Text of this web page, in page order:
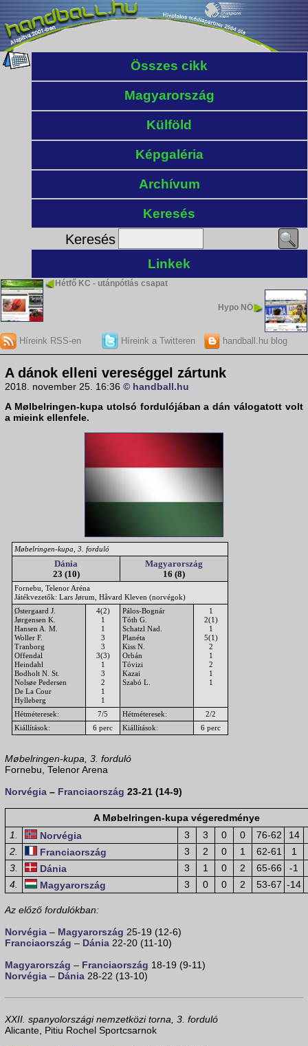
Összes cikk
Magyarország
Külföld
Képgaléria
Archívum
Keresés
Keresés
Linkek
Hétfő KC - utánpótlás csapat
Hypo NÖ
Híreink RSS-en Híreink a Twitteren handball.hu blog
A dánok elleni vereséggel zártunk
2018. november 25. 16:36 © handball.hu
A Mølbelringen-kupautolsó fordulójában a dán válogatott volt
a mieink ellenfele.
Møbelringen-kupa, 3. forduló
Dánia
23 (10)
Magyarország
16 (8)
Fornebu, Telenor Aréna
Játékvezetők: Lars Jørum, Håvard Kleven (norvégok)
Østergaard J.
Jørgensen K.
Hansen A. M.
Woller F.
Tranborg
Offendal
Heindahl
Bodholt N. St.
Nolsøe Pedersen
De La Cour
Hylleberg
4(2)
1
1
3
3
3(3)
1
3
2
1
1
Pálos-Bognár
Tóth G.
Schatzl Nad.
Planéta
Kiss N.
Orbán
Tóvizi
Kazai
Szabó L.
1
2(1)
1
5(1)
2
1
2
1
1
Hétméteresek: 7/5 Hétméteresek:
2/2
Kiállítások:
6 perc Kiállítások: 6 perc
Møbelringen-kupa, 3. forduló
Fornebu, Telenor Arena
Norvégia – Franciaország 23-21 (14-9)
A Møbelringen-kupa végeredménye
1.
Norvégia 3 3 0 0 76-62
14
2.
Franciaország 3 2 0 1 62-61
1
3.
Dánia 3 1 0 2 65-66
-1
4.
Magyarország 3 0 0 2 53-67 -14
Az előző fordulókban:
Norvégia – Magyarország 25-19 (12-6)
Franciaország – Dánia 22-20 (11-10)
Magyarország – Franciaország 18-19 (9-11)
Norvégia – Dánia 28-22 (13-10)
XXII. spanyolországi nemzetközi torna, 3. forduló
Alicante, Pitiu Rochel Sportcsarnok